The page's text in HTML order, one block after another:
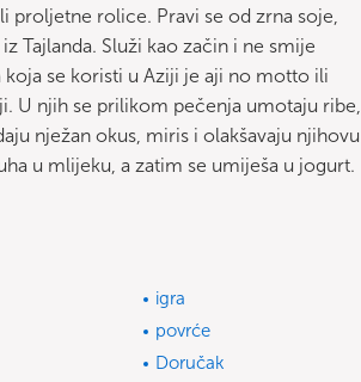
proljetne rolice. Pravi se od zrna soje,
Tajlanda. Služi kao začin i ne smije
se koristi u Aziji je aji no motto ili
U njih se prilikom pečenja umotaju ribe,
nježan okus, miris i olakšavaju njihovu
u mlijeku, a zatim se umiješa u jogurt.
igra
povrće
Doručak